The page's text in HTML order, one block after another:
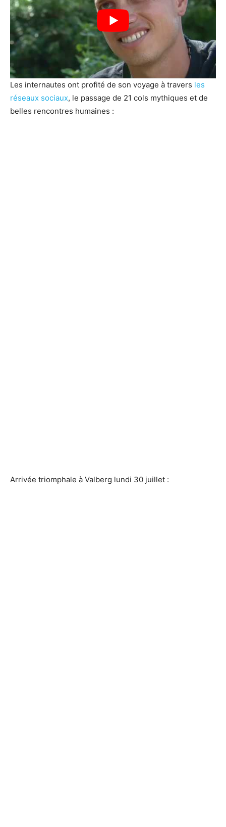
Les internautes ont profité de son voyage à travers les
réseaux sociaux, le passage de 21 cols mythiques et de
belles rencontres humaines :
Arrivée triomphale à Valberg lundi 30 juillet :